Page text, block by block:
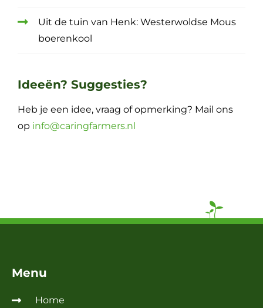
Uit de tuin van Henk: Westerwoldse Mous
boerenkool
Ideeën? Suggesties?
Heb je een idee, vraag of opmerking? Mail ons
op info@caringfarmers.nl
Menu
Home